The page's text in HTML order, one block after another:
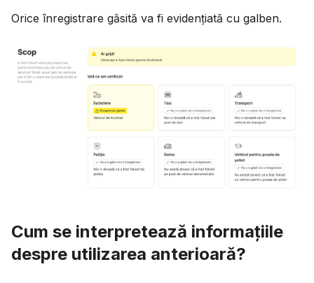
Orice înregistrare găsită va fi evidențiată cu galben.
Cum se interpretează informațiile
despre utilizarea anterioară?